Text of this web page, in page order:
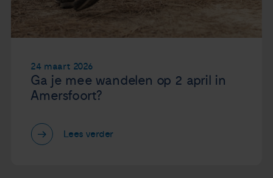
24 maart 2026
Ga je mee wandelen op 2 april in
Amersfoort?
Lees verder